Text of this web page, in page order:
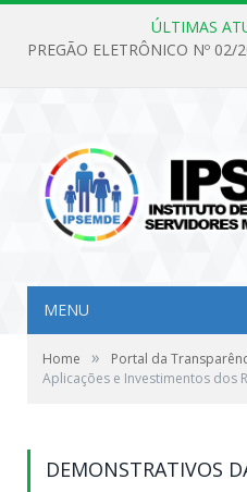
ÚLTIMAS
MENU
Home » Portal da
Aplicações e Investimentos dos
DEMONSTRATIVOS